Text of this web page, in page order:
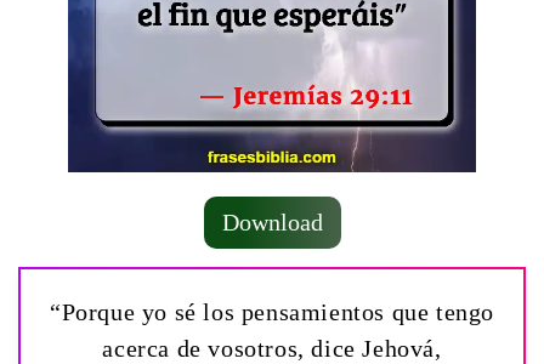
Download
“Porque yo sé los pensamientos que tengo
acerca de vosotros, dice Jehová,